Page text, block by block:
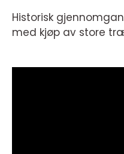
Historisk
med kjøp av store